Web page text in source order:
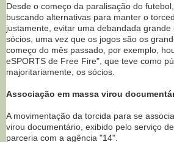
Desde o começo da paralisação do
buscando alternativas para manter o
justamente, evitar uma debandada
sócios, uma vez que os jogos são os
começo do mês passado, por exemplo,
eSPORTS de Free Fire", que teve como
majoritariamente, os sócios.
Associação em massa virou
A movimentação da torcida para se
virou documentário, exibido pelo serviço
parceria com a agência "14".